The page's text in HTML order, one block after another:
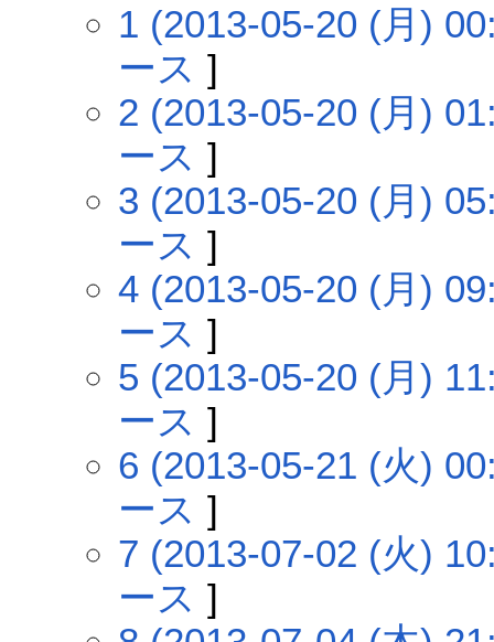
1 (2013-05-20 (月)
ース ]
2 (2013-05-20 (月)
ース ]
3 (2013-05-20 (月)
ース ]
4 (2013-05-20 (月)
ース ]
5 (2013-05-20 (月)
ース ]
6 (2013-05-21 (火)
ース ]
7 (2013-07-02 (火)
ース ]